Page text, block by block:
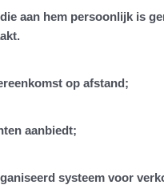
aan hem persoonlijk is
op afstand;
aanbiedt;
systeem voor